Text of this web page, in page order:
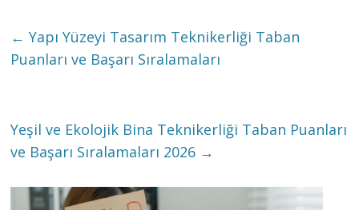
← Yapı Yüzeyi Tasarım Teknikerliği Taban
Puanları ve Başarı Sıralamaları
Yeşil ve Ekolojik Bina Teknikerliği Taban Puanları
ve Başarı Sıralamaları 2026 →